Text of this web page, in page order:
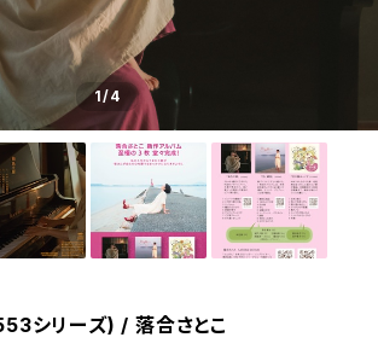
1/4
シリーズ) / 落合さとこ